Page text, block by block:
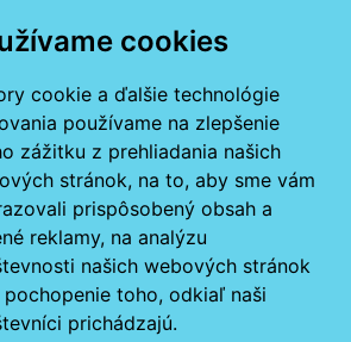
cookies
cookie a ďalšie technológie
používame na zlepšenie
zážitku z prehliadania našich
stránok, na to, aby sme vám
prispôsobený obsah a
reklamy, na analýzu
našich webových stránok
pochopenie toho, odkiaľ naši
prichádzajú.
zadarmo
222 313
dni od 8. do 17. hod.